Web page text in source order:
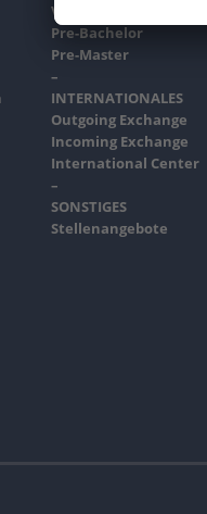
VORBEREITENDE
Pre-Bachelor
Pre-Master
–
INTERNATIONALES
Outgoing Exchange
Incoming Exchange
International Center
–
SONSTIGES
Stellenangebote